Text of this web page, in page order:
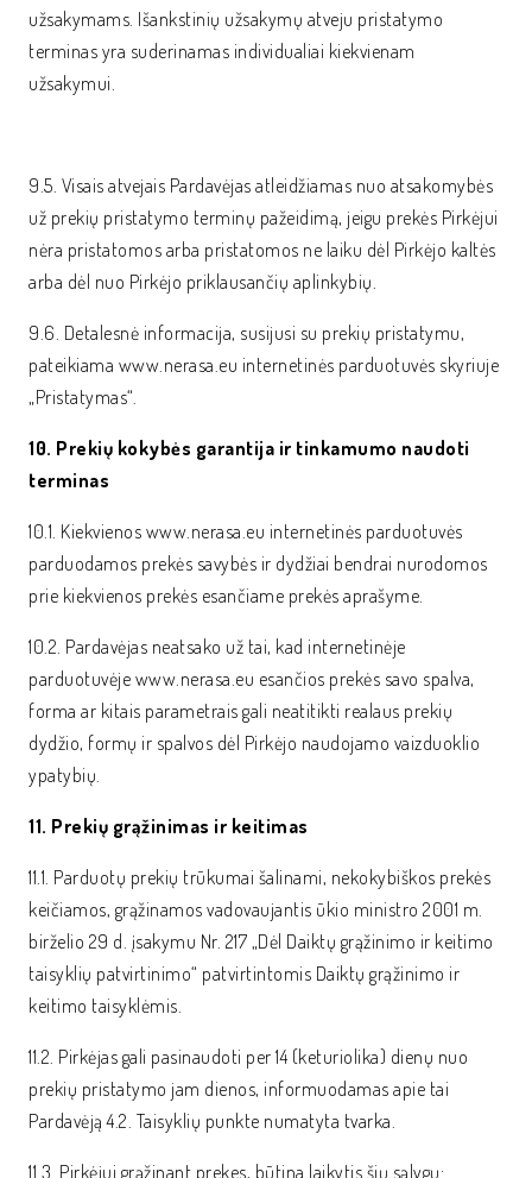
užsakymams. Išankstinių užsakymų atveju pristatymo
terminas yra suderinamas individualiai kiekvienam
užsakymui.
9.5. Visais atvejais Pardavėjas atleidžiamas nuo atsakomybės
už prekių pristatymo terminų pažeidimą, jeigu prekės Pirkėjui
nėra pristatomos arba pristatomos ne laiku dėl Pirkėjo kaltės
arba dėl nuo Pirkėjo priklausančių aplinkybių.
9.6. Detalesnė informacija, susijusi su prekių pristatymu,
pateikiama www.nerasa.eu internetinės parduotuvės skyriuje
„Pristatymas“.
10. Prekių kokybės garantija ir tinkamumo naudoti
terminas
10.1. Kiekvienos www.nerasa.eu internetinės parduotuvės
parduodamos prekės savybės ir dydžiai bendrai nurodomos
prie kiekvienos prekės esančiame prekės aprašyme.
10.2. Pardavėjas neatsako už tai, kad internetinėje
parduotuvėje www.nerasa.eu esančios prekės savo spalva,
forma ar kitais parametrais gali neatitikti realaus prekių
dydžio, formų ir spalvos dėl Pirkėjo naudojamo vaizduoklio
ypatybių.
11. Prekių grąžinimas ir keitimas
11.1. Parduotų prekių trūkumai šalinami, nekokybiškos prekės
keičiamos, grąžinamos vadovaujantis ūkio ministro 2001 m.
birželio 29 d. įsakymu Nr. 217 „Dėl Daiktų grąžinimo ir keitimo
taisyklių patvirtinimo“ patvirtintomis Daiktų grąžinimo ir
keitimo taisyklėmis.
11.2. Pirkėjas gali pasinaudoti per 14 (keturiolika) dienų nuo
prekių pristatymo jam dienos, informuodamas apie tai
Pardavėją 4.2. Taisyklių punkte numatyta tvarka.
11.3. Pirkėjui grąžinant prekes, būtina laikytis šių sąlygų: